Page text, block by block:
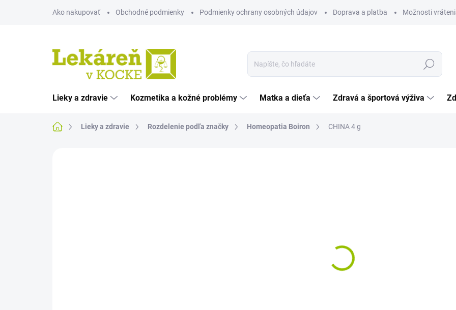
Ako nakupovať Obchodné podmienky Podmienky ochrany osobných údajov Doprava a platba Možnosti
Hľadať
Lieky a zdravie Kozmetika a kožné problémy Matka a dieťa Zdravá a športová výživa
DomovLieky a zdravie Rozdelenie podľa značky Homeopatia Boiron CHINA 4 g